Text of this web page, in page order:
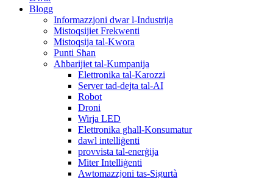
Blogg
Informazzjoni dwar l-Industrija
Mistoqsijiet Frekwenti
Mistoqsija tal-Kwora
Punti Sħan
Aħbarijiet tal-Kumpanija
Elettronika tal-Karozzi
Server tad-dejta tal-AI
Robot
Droni
Wirja LED
Elettronika għall-Konsumatur
dawl intelliġenti
provvista tal-enerġija
Miter Intelliġenti
Awtomazzjoni tas-Sigurtà